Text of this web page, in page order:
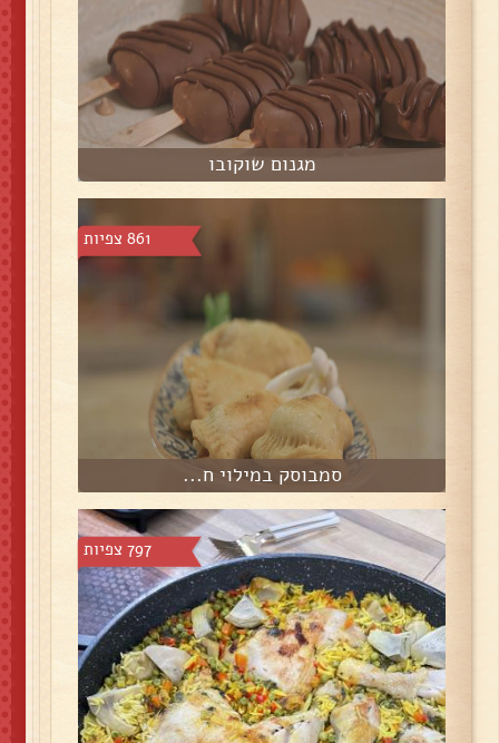
מגנום שוקובו
861 צפיות
סמבוסק במילוי ח...
797 צפיות